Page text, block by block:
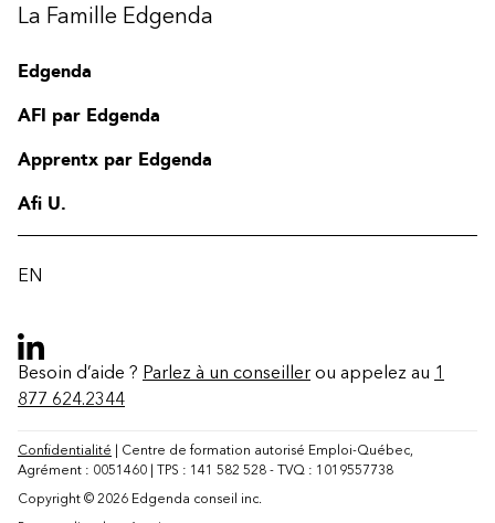
FAQ
Modifier la région
La Famille Edgenda
Edgenda
AFI par Edgenda
Apprentx par Edgenda
Afi U.
EN
Besoin d’aide ? Parlez à un conseiller ou appelez au 1
877 624.2344
Confidentialité | Centre de formation autorisé Emploi-Québec,
Agrément : 0051460 | TPS : 141 582 528 - TVQ : 1019557738
Copyright © 2026 Edgenda conseil inc.